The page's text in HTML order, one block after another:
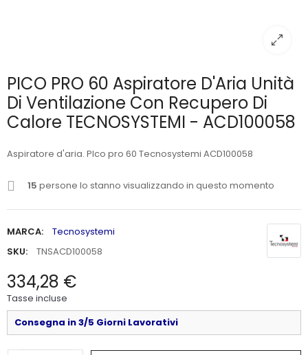
PICO PRO 60 Aspiratore D'Aria Unità
Di Ventilazione Con Recupero Di
Calore TECNOSYSTEMI - ACD100058
Aspiratore d'aria. PIco pro 60 Tecnosystemi ACD100058
15 persone lo stanno visualizzando in questo momento
MARCA:
Tecnosystemi
SKU:
TNSACD100058
334,28 €
Tasse incluse
Consegna in 3/5 Giorni Lavorativi